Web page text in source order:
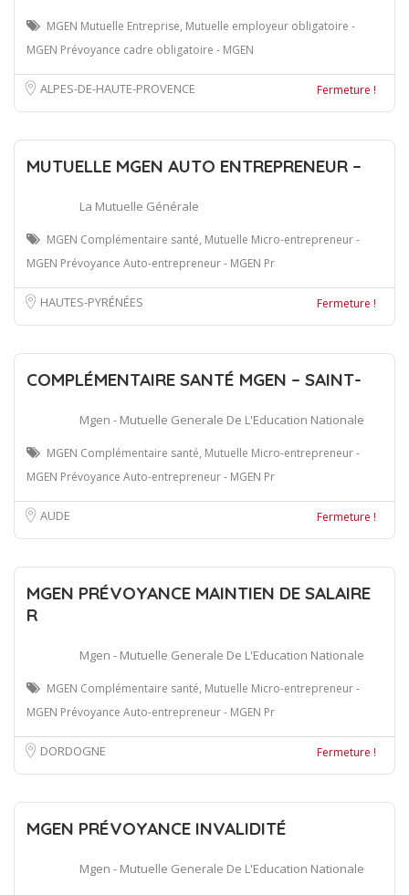
MGEN Mutuelle Entreprise, Mutuelle employeur obligatoire -
MGEN Prévoyance cadre obligatoire - MGEN
ALPES-DE-HAUTE-PROVENCE Fermeture !
MUTUELLE MGEN AUTO ENTREPRENEUR –
La Mutuelle Générale
MGEN Complémentaire santé, Mutuelle Micro-entrepreneur -
MGEN Prévoyance Auto-entrepreneur - MGEN Pr
HAUTES-PYRÉNÉES Fermeture !
COMPLÉMENTAIRE SANTÉ MGEN – SAINT-
Mgen - Mutuelle Generale De L'Education Nationale
MGEN Complémentaire santé, Mutuelle Micro-entrepreneur -
MGEN Prévoyance Auto-entrepreneur - MGEN Pr
AUDE Fermeture !
MGEN PRÉVOYANCE MAINTIEN DE SALAIRE
R
Mgen - Mutuelle Generale De L'Education Nationale
MGEN Complémentaire santé, Mutuelle Micro-entrepreneur -
MGEN Prévoyance Auto-entrepreneur - MGEN Pr
DORDOGNE Fermeture !
MGEN PRÉVOYANCE INVALIDITÉ
Mgen - Mutuelle Generale De L'Education Nationale